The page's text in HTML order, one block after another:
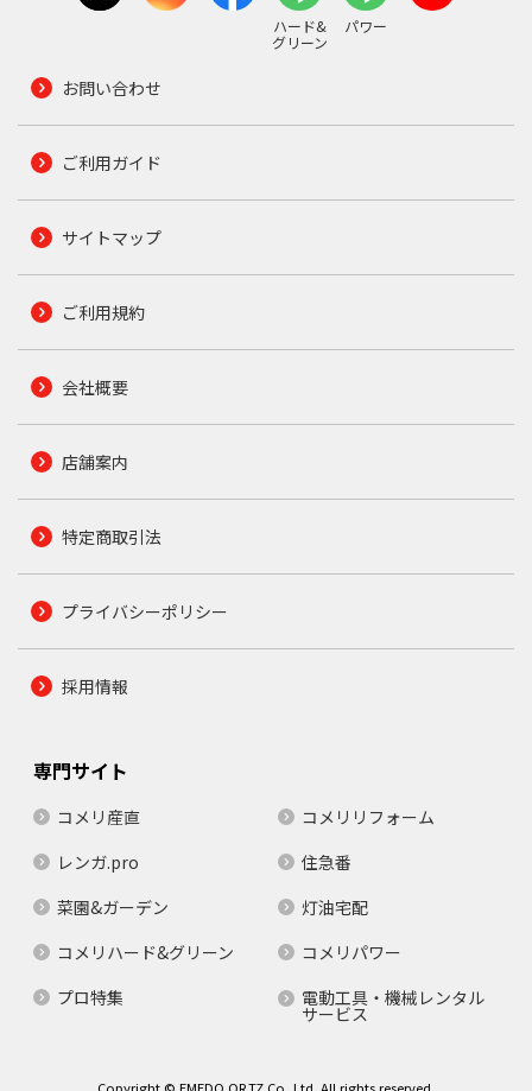
ハード&
グリーン
パワー
お問い合わせ
ご利用ガイド
サイトマップ
ご利用規約
会社概要
店舗案内
特定商取引法
プライバシーポリシー
採用情報
専門サイト
コメリ産直
コメリリフォーム
レンガ.pro
住急番
菜園&ガーデン
灯油宅配
コメリハード&グリーン
コメリパワー
プロ特集
電動工具・機械レンタル
サービス
Copyright © EMEDO.OR.TZ Co.,Ltd. All rights reserved.